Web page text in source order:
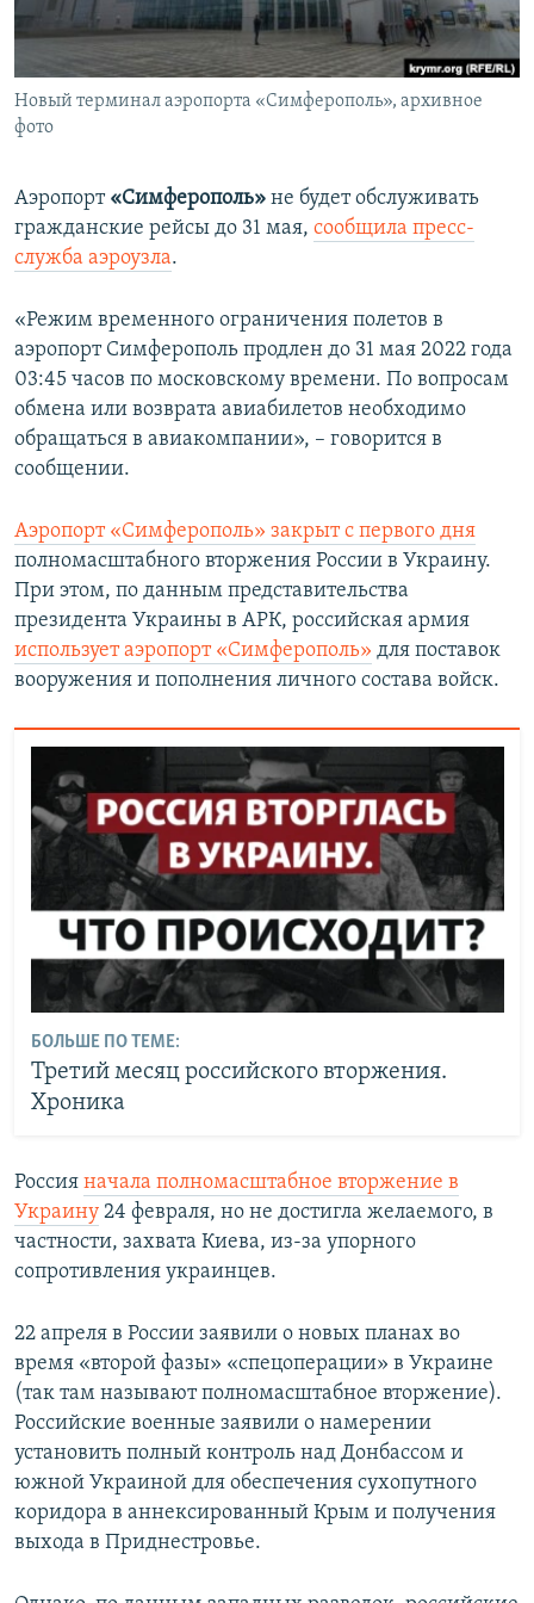
ПОБЕДИТЕЛЕЙ НЕ СУДЯТ?
КРЫМ.НЕПОКОРЕННЫЙ
ELIFBE
ПРИСОЕДИНЯЙТЕСЬ!
Все сайты RFE/RL
Новый терминал аэропорта «Симферополь», архивное
фото
Аэропорт «Симферополь» не будет обслуживать
гражданские рейсы до 31 мая, сообщила пресс-
служба аэроузла.
«Режим временного ограничения полетов в
аэропорт Симферополь продлен до 31 мая 2022 года
03:45 часов по московскому времени. По вопросам
обмена или возврата авиабилетов необходимо
обращаться в авиакомпании», – говорится в
сообщении.
Аэропорт «Симферополь» закрыт с первого дня
полномасштабного вторжения России в Украину.
При этом, по данным представительства
президента Украины в АРК, российская армия
использует аэропорт «Симферополь» для поставок
вооружения и пополнения личного состава войск.
БОЛЬШЕ ПО ТЕМЕ:
Третий месяц российского вторжения.
Хроника
Россия начала полномасштабное вторжение в
Украину 24 февраля, но не достигла желаемого, в
частности, захвата Киева, из-за упорного
сопротивления украинцев.
22 апреля в России заявили о новых планах во
время «второй фазы» «спецоперации» в Украине
(так там называют полномасштабное вторжение).
Российские военные заявили о намерении
установить полный контроль над Донбассом и
южной Украиной для обеспечения сухопутного
коридора в аннексированный Крым и получения
выхода в Приднестровье.